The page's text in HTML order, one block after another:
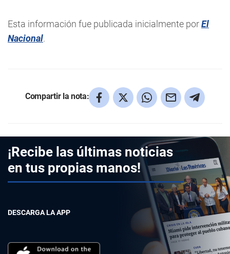
Esta información fue publicada inicialmente porEl
Nacional.
Compartir la nota:
¡Recibe las últimas noticias
en tus propias manos!
DESCARGA LA APP